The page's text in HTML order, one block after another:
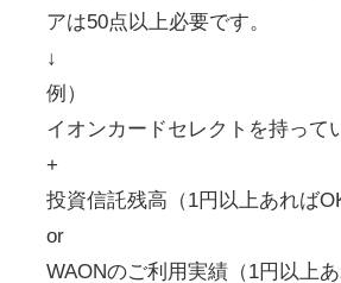
アは50点以上必要です。
↓
例）
イオンカードセレクトを持っ
+
投資信託残高（1円以上あれば
or
WAONのご利用実績（1円以上